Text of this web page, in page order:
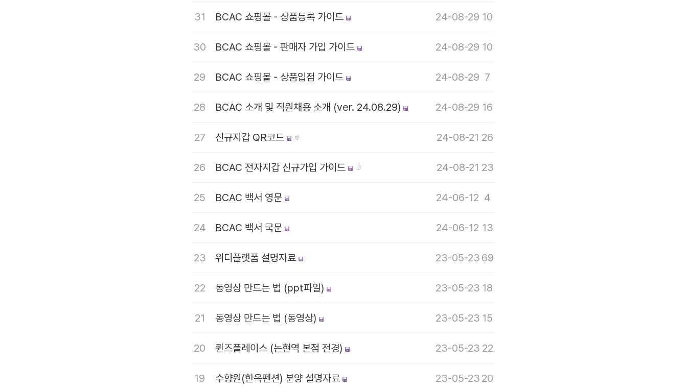
31 BCAC 쇼핑몰 - 상품등록 가이드 24-08-29 10
30 BCAC 쇼핑몰 - 판매자 가입 가이드 24-08-29 10
29 BCAC 쇼핑몰 - 상품입점 가이드 24-08-29 7
28 BCAC 소개 및 직원채용 소개 (ver. 24.08.29) 24-08-29 16
27 신규지갑 QR코드 24-08-21 26
26 BCAC 전자지갑 신규가입 가이드 24-08-21 23
25 BCAC 백서 영문 24-06-12 4
24 BCAC 백서 국문 24-06-12 13
23 위디플랫폼 설명자료 23-05-23 69
22 동영상 만드는 법 (ppt파일) 23-05-23 18
21 동영상 만드는 법 (동영상) 23-05-23 15
20 퀸즈플레이스 (논현역 본점 전경) 23-05-23 22
19 수향원(한옥펜션) 분양 설명자료 23-05-23 20